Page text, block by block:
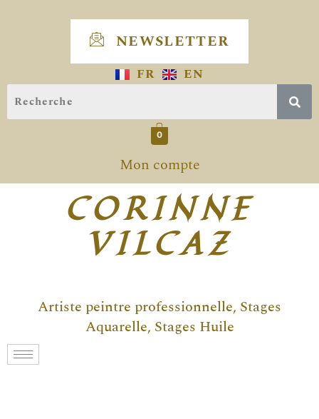
NEWSLETTER
FR EN
0
Mon compte
CORINNE
VILCAZ
Artiste peintre professionnelle, Stages
Aquarelle, Stages Huile